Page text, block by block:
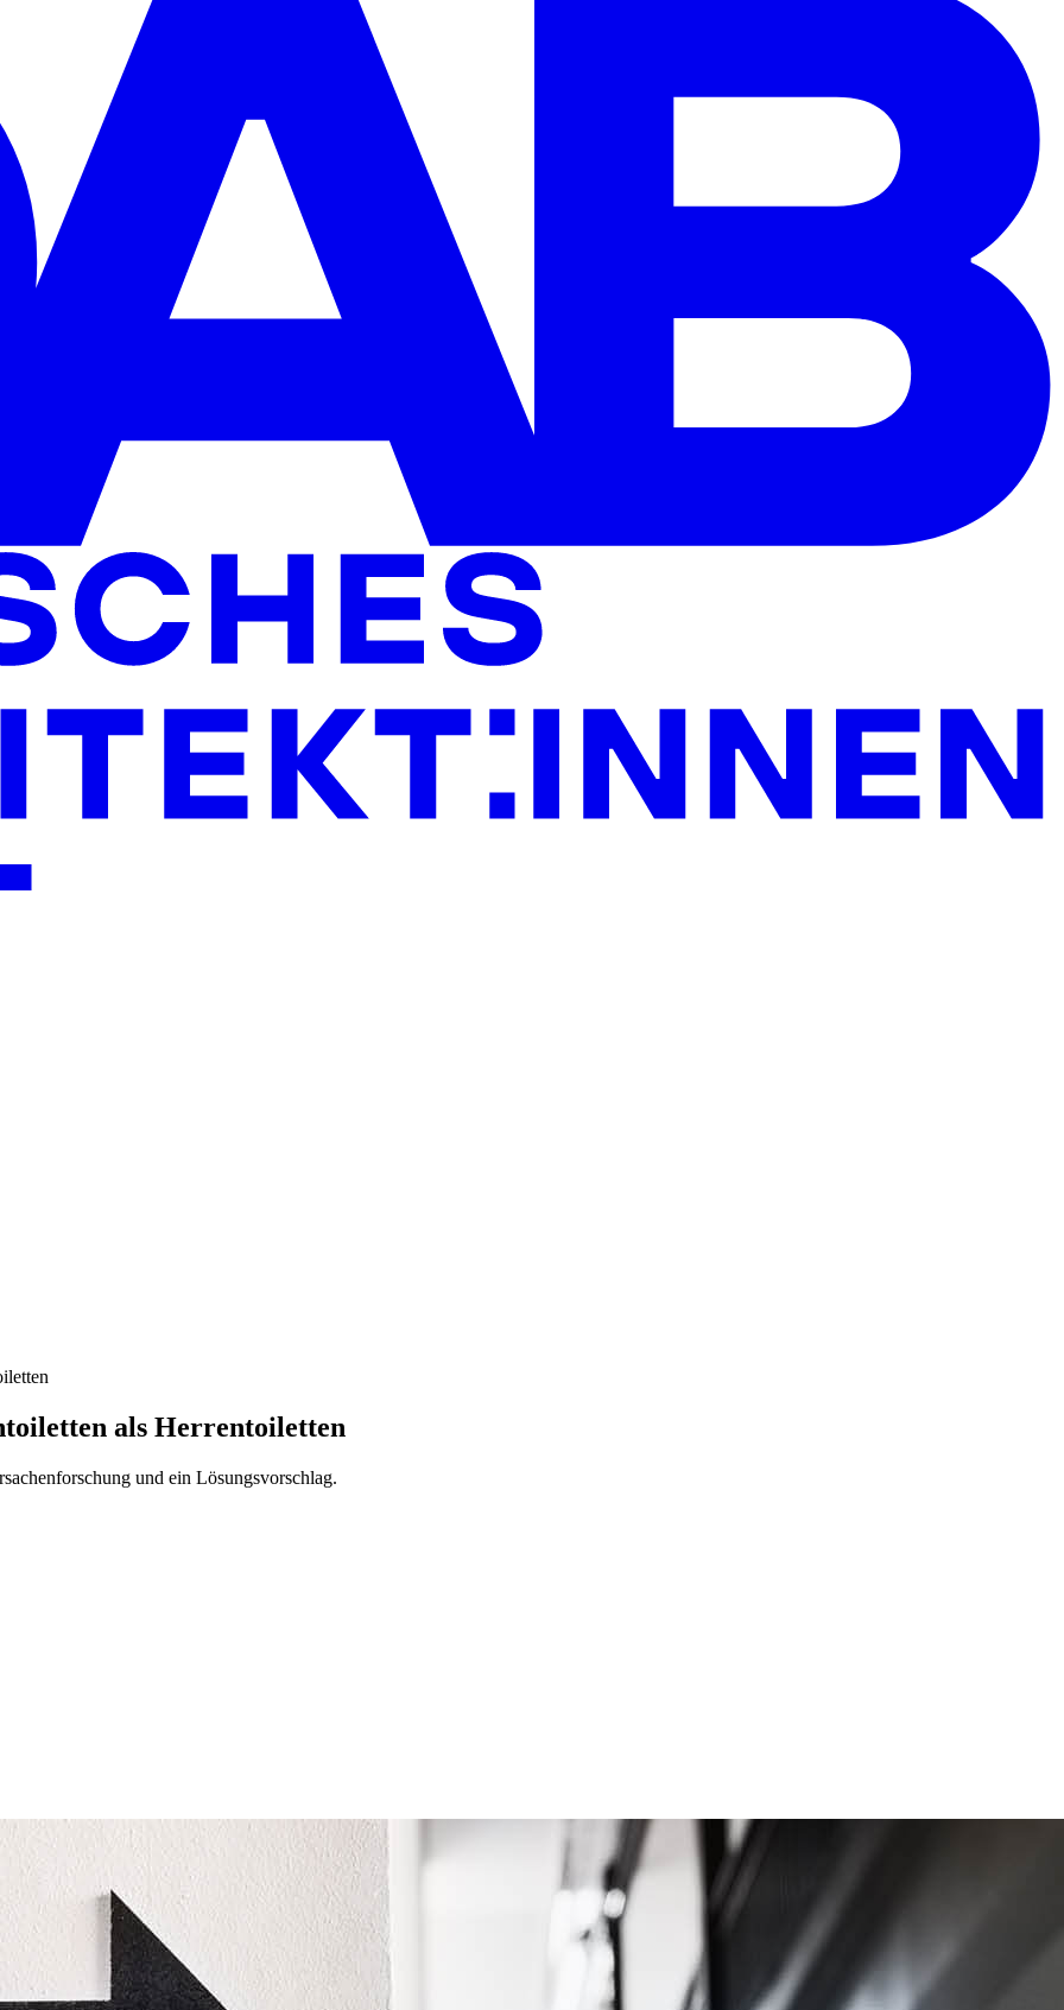
als Herrentoiletten
und ein Lösungsvorschlag.